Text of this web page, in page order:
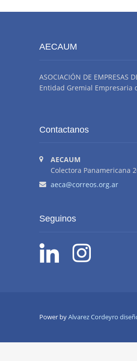
AECAUM
ASOCIACIÓN DE EMPRESAS
Entidad Gremial
Contactanos
AECAUM
Colectora Panamericana
aeca@correos.org.ar
Seguinos
Power byAlvarez Cordeyro